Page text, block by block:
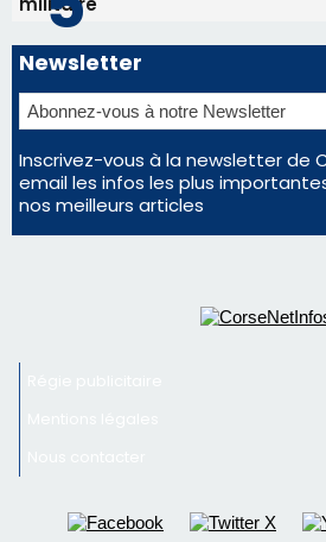
Satine Nomary est la nouvelle
Éclipse du 12 août : la Corse
d'un spectacle qui ne reviendra
La gendarmerie alerte les
face à une nouvelle
vin
En Corse, un début de saison
consommation en recul dans
nos meilleurs articles